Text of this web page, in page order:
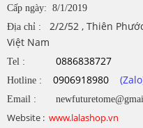
Cấp ngày: 8/1/2019
Địa chỉ : 2/2/52 , Thiên
Việt Nam
Tel : 0886838727
Hotline : 0906918980
Email :
Website : www.lalashop.vn